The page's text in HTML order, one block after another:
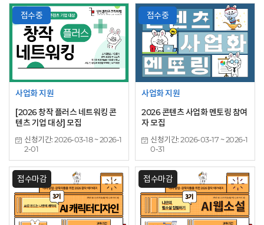
접수중
사업화 지원
[2026 창작 플러스 네트워킹 콘
텐츠 기업 대상] 모집
신청기간: 2026-03-18 ~ 2026-1
2-01
접수중
사업화 지원
2026 콘텐츠 사업화 멘토링 참여
자 모집
신청기간: 2026-03-17 ~ 2026-1
0-31
접수마감 접수마감